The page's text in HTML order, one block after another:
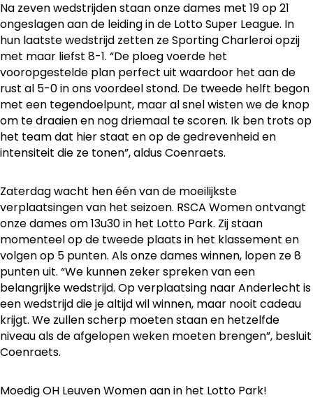
Na zeven wedstrijden staan onze dames met 19 op 21
ongeslagen aan de leiding in de Lotto Super League. In
hun laatste wedstrijd zetten ze Sporting Charleroi opzij
met maar liefst 8-1. “De ploeg voerde het
vooropgestelde plan perfect uit waardoor het aan de
rust al 5-0 in ons voordeel stond. De tweede helft begon
met een tegendoelpunt, maar al snel wisten we de knop
om te draaien en nog driemaal te scoren. Ik ben trots op
het team dat hier staat en op de gedrevenheid en
intensiteit die ze tonen”, aldus Coenraets.
Zaterdag wacht hen één van de moeilijkste
verplaatsingen van het seizoen. RSCA Women ontvangt
onze dames om 13u30 in het Lotto Park. Zij staan
momenteel op de tweede plaats in het klassement en
volgen op 5 punten. Als onze dames winnen, lopen ze 8
punten uit. “We kunnen zeker spreken van een
belangrijke wedstrijd. Op verplaatsing naar Anderlecht is
een wedstrijd die je altijd wil winnen, maar nooit cadeau
krijgt. We zullen scherp moeten staan en hetzelfde
niveau als de afgelopen weken moeten brengen”, besluit
Coenraets.
Moedig OH Leuven Women aan in het Lotto Park!